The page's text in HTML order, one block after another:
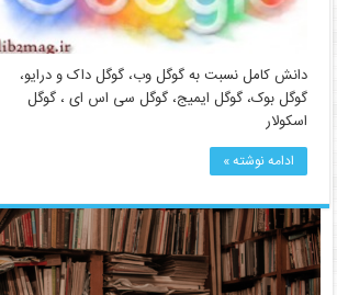
دانش کامل نسبت به گوگل وب، گوگل داک و درایو،
گوگل بوک، گوگل ایمیج، گوگل سی اس ای ، گوگل
اسکولار
ادامه نوشته »